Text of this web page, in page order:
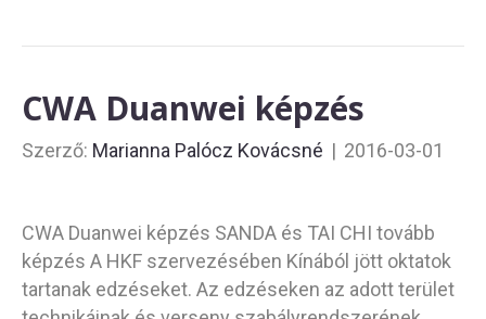
CWA Duanwei képzés
Szerző: Marianna Palócz Kovácsné | 2016-03-01
CWA Duanwei képzés SANDA és TAI CHI tovább
képzés A HKF szervezésében Kínából jött oktatok
tartanak edzéseket. Az edzéseken az adott terület